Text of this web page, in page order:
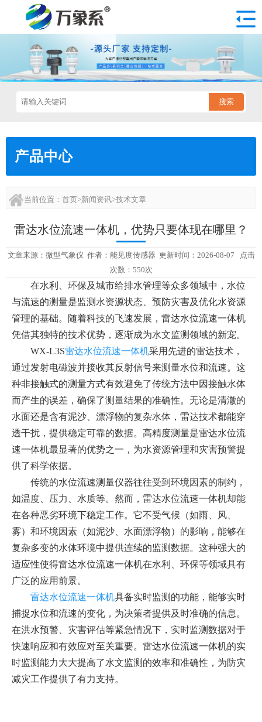
搜索
产品中心
当前位置： 首页>新闻资讯>技术文章
雷达水位流速一体机，优势只要体现在哪里？
文章来源： 微型气象仪 作者： 能见度传感器 更新时间：2026-08-07 点击
次数：550次
在水利、环保及城市给排水管理等众多领域中，水位
与流速的测量是监测水资源状态、预防灾害及优化水资源
管理的基础。随着科技的飞速发展，雷达水位流速一体机
凭借其独特的技术优势，逐渐成为水文监测领域的新宠。
WX-L3S雷达水位流速一体机采用先进的雷达技术，
通过发射电磁波并接收其反射信号来测量水位和流速。这
种非接触式的测量方式有效避免了传统方法中因接触水体
而产生的误差，确保了测量结果的准确性。无论是清澈的
水面还是含有泥沙、漂浮物的复杂水体，雷达技术都能穿
透干扰，提供稳定可靠的数据。高精度测量是雷达水位流
速一体机最显著的优势之一，为水资源管理和灾害预警提
供了科学依据。
传统的水位流速测量仪器往往受到环境因素的制约，
如温度、压力、水质等。然而，雷达水位流速一体机却能
在各种恶劣环境下稳定工作。它不受气候（如雨、风、
雾）和环境因素（如泥沙、水面漂浮物）的影响，能够在
复杂多变的水体环境中提供连续的监测数据。这种强大的
适应性使得雷达水位流速一体机在水利、环保等领域具有
广泛的应用前景。
雷达水位流速一体机具备实时监测的功能，能够实时
捕捉水位和流速的变化，为决策者提供及时准确的信息。
在洪水预警、灾害评估等紧急情况下，实时监测数据对于
快速响应和有效应对至关重要。雷达水位流速一体机的实
时监测能力大大提高了水文监测的效率和准确性，为防灾
减灾工作提供了有力支持。